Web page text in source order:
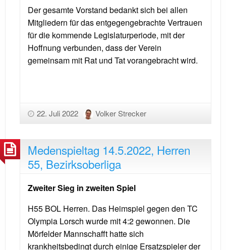
Der gesamte Vorstand bedankt sich bei allen
Mitgliedern für das entgegengebrachte Vertrauen
für die kommende Legislaturperiode, mit der
Hoffnung verbunden, dass der Verein
gemeinsam mit Rat und Tat vorangebracht wird.
22. Juli 2022 Volker Strecker
Medenspieltag 14.5.2022, Herren
55, Bezirksoberliga
Zweiter Sieg in zweiten Spiel
H55 BOL Herren. Das Heimspiel gegen den TC
Olympia Lorsch wurde mit 4:2 gewonnen. Die
Mörfelder Mannschafft hatte sich
krankheitsbedingt durch einige Ersatzspieler der